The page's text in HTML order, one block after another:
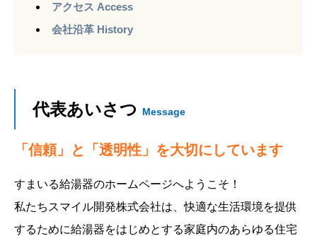
アクセス Access
会社沿革 History
代表あいさつ Message
「信頼」と「透明性」を大切にしています
すまいる給湯器のホームページへようこそ！
私たちスマイル開発株式会社は、快適な生活環境を提供
するために給湯器をはじめとする家庭内のあらゆる住宅